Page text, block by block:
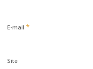
E-mail *
Site